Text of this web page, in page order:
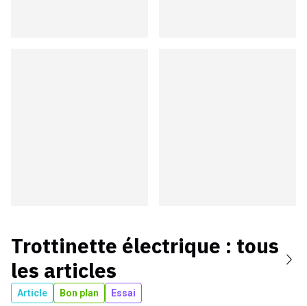
Trottinette électrique : tous
les articles
Article Bon plan Essai